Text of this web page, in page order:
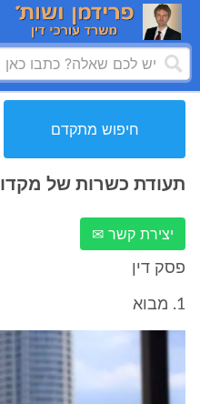
חיפוש מתקדם
תעודת כשרות של
יצירת קשר ✉
פסק דין
1. מבוא